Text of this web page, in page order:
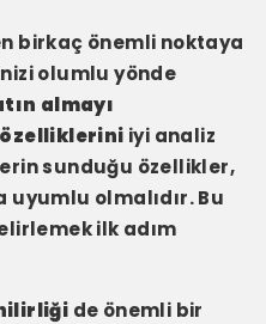
birkaç önemli noktaya
olumlu yönde
almayı
iyi analiz
sunduğu özellikler,
olmalıdır. Bu
ilk adım
de önemli bir